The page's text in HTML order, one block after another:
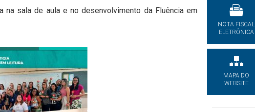
sala de aula e no desenvolvimento da Fluência em
NOTA FISCAL
ELETRÔNICA
MAPA DO
WEBSITE